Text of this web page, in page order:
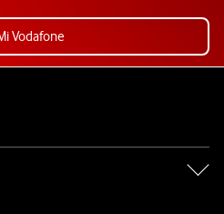
Vodafone
de Vodafone